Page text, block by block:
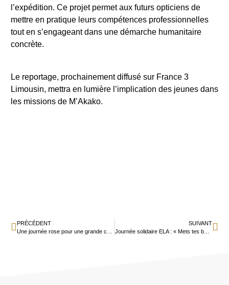
l’expédition. Ce projet permet aux futurs opticiens de
mettre en pratique leurs compétences professionnelles
tout en s’engageant dans une démarche humanitaire
concrète.
Le reportage, prochainement diffusé sur France 3
Limousin, mettra en lumière l’implication des jeunes dans
les missions de M’Akako.
PRÉCÉDENT
SUIVANT
Journée solidaire ELA : « Mets tes baskets et bats toi contre la maladie »